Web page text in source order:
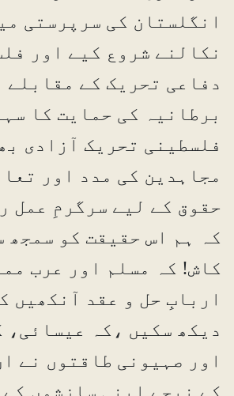
انگلستان کی سرپرستی
نکالنے شروع کیے اور
دفاعی تحریک کے مقابلے
برطانیہ کی حمایت کا
فلسطینی تحریک آزادی
مجاہدین کی مدد اور
حقوق کے لیے سرگرمِ عمل
کہ ہم اس حقیقت کو سمجھ
کاش! کہ مسلم اور عرب
اربابِ حل و عقد آنکھیں
دیکھ سکیں ،کہ عیسائی،
اور صہیونی طاقتوں نے
کے نیچے اپنی سازشوں کے